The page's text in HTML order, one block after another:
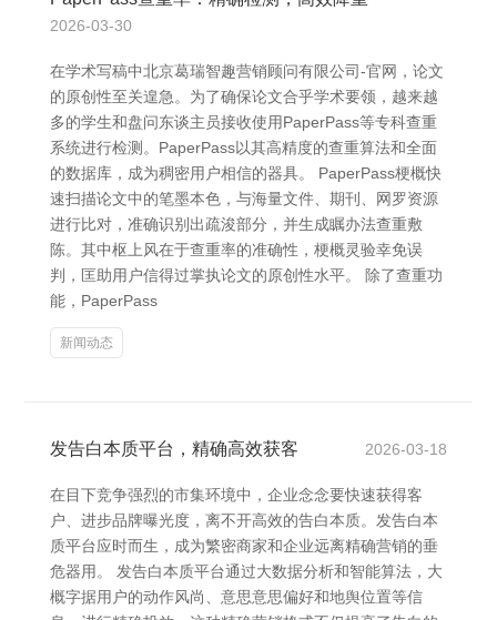
2026-03-30
在学术写稿中北京葛瑞智趣营销顾问有限公司-官网，论文
的原创性至关遑急。为了确保论文合乎学术要领，越来越
多的学生和盘问东谈主员接收使用PaperPass等专科查重
系统进行检测。PaperPass以其高精度的查重算法和全面
的数据库，成为稠密用户相信的器具。 PaperPass梗概快
速扫描论文中的笔墨本色，与海量文件、期刊、网罗资源
进行比对，准确识别出疏浚部分，并生成瞩办法查重敷
陈。其中枢上风在于查重率的准确性，梗概灵验幸免误
判，匡助用户信得过掌执论文的原创性水平。 除了查重功
能，PaperPass
新闻动态
发告白本质平台，精确高效获客 2026-03-18
在目下竞争强烈的市集环境中，企业念念要快速获得客
户、进步品牌曝光度，离不开高效的告白本质。发告白本
质平台应时而生，成为繁密商家和企业远离精确营销的垂
危器用。 发告白本质平台通过大数据分析和智能算法，大
概字据用户的动作风尚、意思意思偏好和地舆位置等信